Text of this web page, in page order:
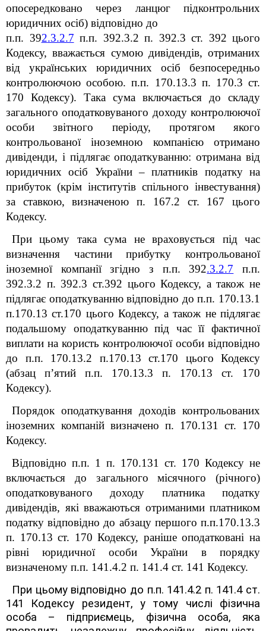
опосередковано через ланцюг підконтрольних
юридичних осіб) відповідно до
п.п. 392.3.2.7 п.п. 392.3.2 п. 392.3 ст. 392 цього
Кодексу, вважається сумою дивідендів, отриманих
від українських юридичних осіб безпосередньо
контролюючою особою. п.п. 170.13.3 п. 170.3 ст.
170 Кодексу). Така сума включається до складу
загального оподатковуваного доходу контролюючої
особи звітного періоду, протягом якого
контрольованої іноземною компанією отримано
дивіденди, і підлягає оподаткуванню: отримана від
юридичних осіб України – платників податку на
прибуток (крім інститутів спільного інвестування)
за ставкою, визначеною п. 167.2 ст. 167 цього
Кодексу.
При цьому така сума не враховується під час
визначення частини прибутку контрольованої
іноземної компанії згідно з п.п. 392.3.2.7 п.п.
392.3.2 п. 392.3 ст.392 цього Кодексу, а також не
підлягає оподаткуванню відповідно до п.п. 170.13.1
п.170.13 ст.170 цього Кодексу, а також не підлягає
подальшому оподаткуванню під час її фактичної
виплати на користь контролюючої особи відповідно
до п.п. 170.13.2 п.170.13 ст.170 цього Кодексу
(абзац п’ятий п.п. 170.13.3 п. 170.13 ст. 170
Кодексу).
Порядок оподаткування доходів контрольованих
іноземних компаній визначено п. 170.131
ст. 170
Кодексу.
Відповідно п.п. 1 п. 170.131
ст. 170 Кодексу не
включається до загального місячного (річного)
оподатковуваного доходу платника податку
дивідендів, які вважаються отриманими платником
податку відповідно до абзацу першого п.п.170.13.3
п. 170.13 ст. 170 Кодексу, раніше оподатковані на
рівні юридичної особи України в порядку
визначеному п.п. 141.4.2 п. 141.4 ст. 141 Кодексу.
При цьому відповідно до п.п. 141.4.2 п. 141.4 ст.
141 Кодексу резидент, у тому числі фізична
особа – підприємець, фізична особа, яка